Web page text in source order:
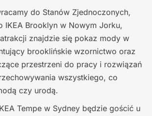
do Stanów Zjednoczonych,
IKEA Brooklyn w Nowym Jorku,
znajdzie się pokaz mody w
brooklińskie wzornictwo oraz
przestrzeni do pracy i rozwiązań
wszystkiego, co
czy urodą.
Tempe w Sydney będzie gościć u